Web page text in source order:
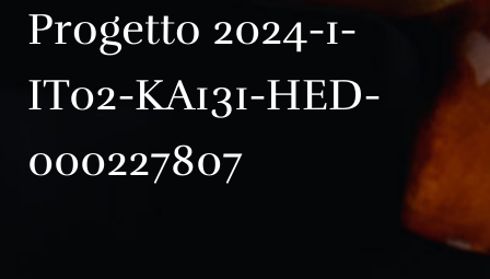
Progetto 2024-1-
IT02-KA131-HED-
000227807